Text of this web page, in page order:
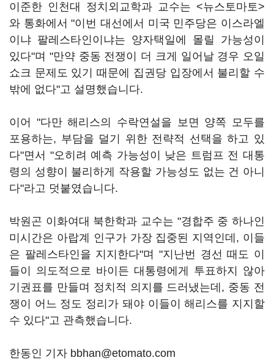
이준한 인천대 정치외교학과 교수는 <뉴스토마토>
와 통화에서 "이번 대선에서 미국 민주당은 이스라엘
이냐 팔레스타인이냐는 양자택일에 몰릴 가능성이
있다"며 "만약 중동 전쟁이 더 크게 일어날 경우 오일
쇼크 문제도 있기 때문에 집권당 입장에서 불리할 수
밖에 없다"고 설명했습니다.
이어 "다만 해리스의 수락연설을 보면 양쪽 모두를
포용하는, 부담을 덜기 위한 전략적 선택을 하고 있
다"면서 "오히려 예측 가능성이 낮은 트럼프 전 대통
령의 성향이 불리하게 작용할 가능성도 없는 건 아니
다"라고 덧붙였습니다.
박원곤 이화여대 북한학과 교수는 "경합주 중 하나인
미시간은 아랍계 인구가 가장 집중된 지역인데, 이들
은 팔레스타인을 지지한다"며 "지난번 경선 때도 이
들이 의도적으로 바이든 대통령에게 투표하지 않아
기권표를 만들며 정치적 의지를 드러냈는데, 중동 전
쟁이 어느 정도 정리가 돼야 이들이 해리스를 지지할
수 있다"고 관측했습니다.
한동인 기자 bbhan@etomato.com